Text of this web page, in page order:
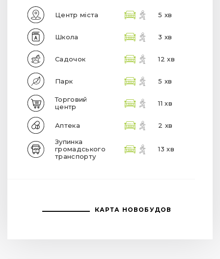
Центр міста 5 хв
Школа 3 хв
Садочок 12 хв
Парк 5 хв
Торговий
центр
11 хв
Аптека 2 хв
Зупинка
громадського
транспорту
13 хв
КАРТА НОВОБУДОВ